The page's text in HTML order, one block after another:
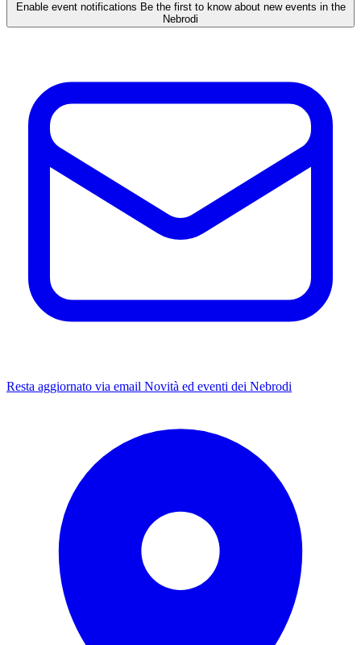
Enable event notifications Be the first to know about new events in the
Nebrodi
Resta aggiornato via email Novità ed eventi dei Nebrodi